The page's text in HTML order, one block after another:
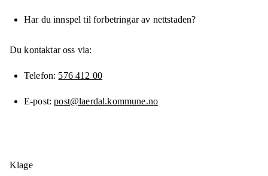
Har du innspel til forbetringar av nettstaden?
Du kontaktar oss via:
Telefon 576 412 00
E-post post@laerdal.kommune.no
Klage